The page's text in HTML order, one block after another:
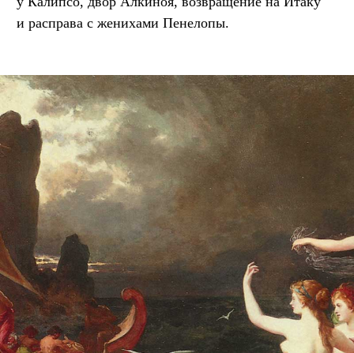
и расправа с женихами Пенелопы.